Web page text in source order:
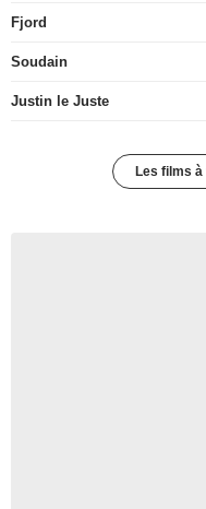
Fjord
Soudain
Justin le Juste
Les films